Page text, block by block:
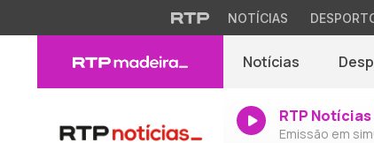
NOTÍCIAS
Notícias
RTP
Emissão em